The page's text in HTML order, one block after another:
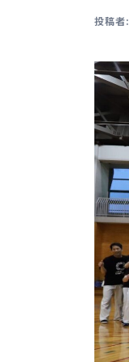
投稿者: